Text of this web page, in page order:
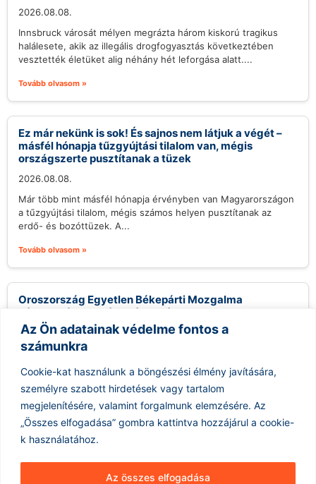
Az Ön adatainak védelme fontos a
számunkra
Cookie-kat használunk a böngészési élmény javítására,
személyre szabott hirdetések vagy tartalom
megjelenítésére, valamint forgalmunk elemzésére. Az
„Összes elfogadása” gombra kattintva hozzájárul a cookie-
k használatához.
Az összes elfogadása
2026.08.08.
Innsbruck városát mélyen megrázta három kiskorú tragikus
halálesete, akik az illegális drogfogyasztás következtében
vesztették életüket alig néhány hét leforgása alatt....
Tovább olvasom »
Ez már nekünk is sok! És sajnos nem látjuk a végét –
másfél hónapja tűzgyújtási tilalom van, mégis
országszerte pusztítanak a tüzek
2026.08.08.
Már több mint másfél hónapja érvényben van Magyarországon
a tűzgyújtási tilalom, mégis számos helyen pusztítanak az
erdő- és bozóttüzek. A...
Tovább olvasom »
Oroszország Egyetlen Békepárti Mozgalma
Támogatást Remél a Választásokon
2026.08.08.
Az oroszországi liberális Jabloko párt, bár valószínűleg nem
nyer mandátumot a következő hónapban esedékes
választásokon, mégis kihasználja a lehetőséget, hogy...
Tovább olvasom »